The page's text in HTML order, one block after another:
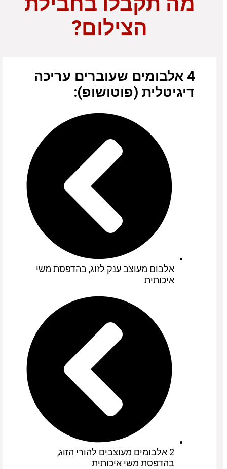
הצילום?
4 אלבומים שעוברים עריכה
דיגיטלית (פוטושופ):
אלבום מעוצב ענק לזוג, בהדפסת משי
איכותית
2 אלבומים מעוצבים להורי הזוג,
בהדפסת משי איכותית